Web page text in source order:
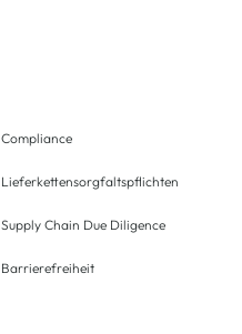
Compliance
Lieferkettensorgfaltspflichten
Supply Chain Due Diligence
Barrierefreiheit